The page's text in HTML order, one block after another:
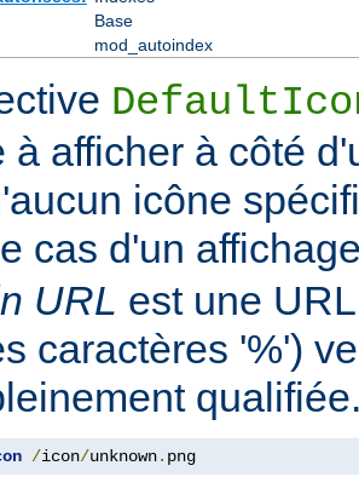
Base
mod_autoindex
à afficher à côté
icône
cas d'un
URL est une
caractères '%')
/icon/unknown. png